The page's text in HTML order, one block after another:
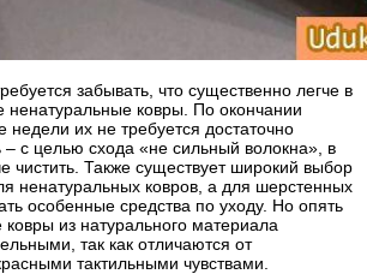
забывать, что существенно легче в
ненатуральные ковры. По окончании
недели их не требуется достаточно
– с целью схода «не сильный волокна», в
чистить. Также существует широкий выбор
ненатуральных ковров, а для шерстенных
особенные средства по уходу. Но опять
ковры из натурального материала
так как отличаются от
тактильными чувствами.